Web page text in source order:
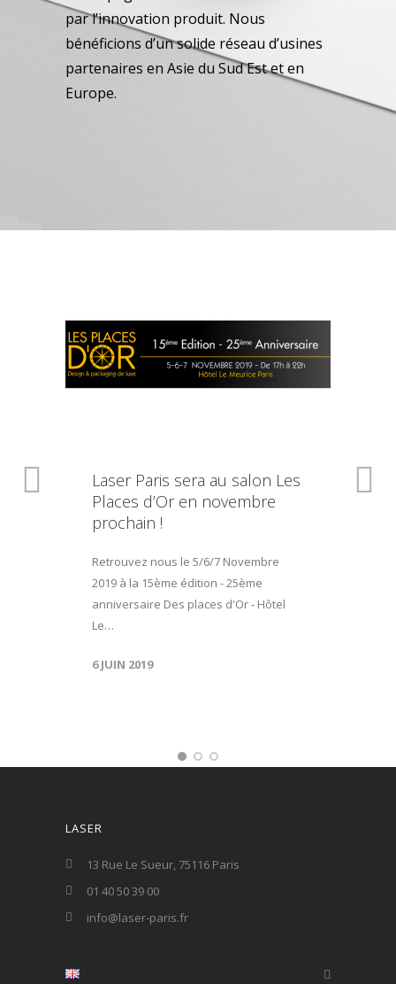
par l’innovation produit. Nous
bénéficions d’un solide réseau d’usines
partenaires en Asie du Sud Est et en
Europe.
Laser Paris sera au salon Les
Places d’Or en novembre
prochain !
Retrouvez nous le 5/6/7 Novembre
2019 à la 15ème édition - 25ème
anniversaire Des places d'Or - Hôtel
Le…
6 JUIN 2019
LASER
13 Rue Le Sueur, 75116 Paris
01 40 50 39 00
info@laser-paris.fr